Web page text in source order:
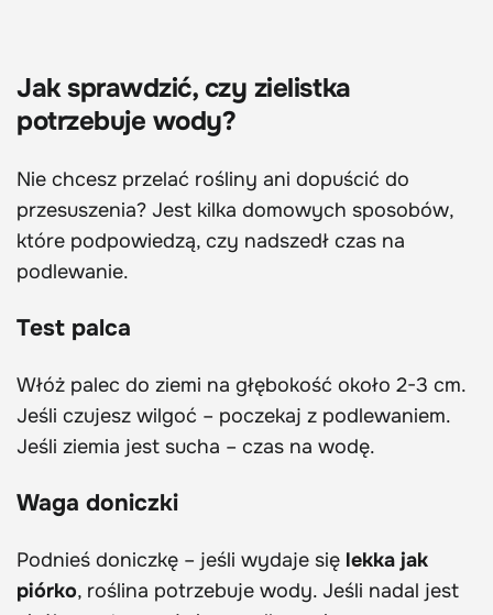
Jak sprawdzić, czy zielistka
potrzebuje wody?
Nie chcesz przelać rośliny ani dopuścić do
przesuszenia? Jest kilka domowych sposobów,
które podpowiedzą, czy nadszedł czas na
podlewanie.
Test palca
Włóż palec do ziemi na głębokość około 2-3 cm.
Jeśli czujesz wilgoć – poczekaj z podlewaniem.
Jeśli ziemia jest sucha – czas na wodę.
Waga doniczki
Podnieś doniczkę – jeśli wydaje się lekka jak
piórko, roślina potrzebuje wody. Jeśli nadal jest